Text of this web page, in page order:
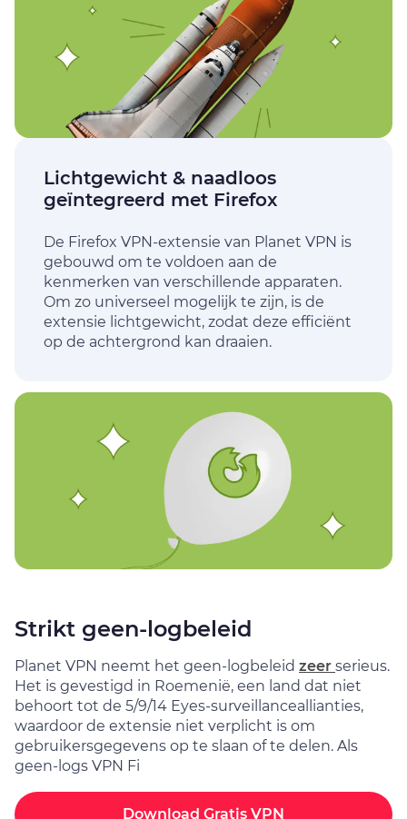
Lichtgewicht & naadloos
geïntegreerd met Firefox
De Firefox VPN-extensie van Planet VPN is
gebouwd om te voldoen aan de
kenmerken van verschillende apparaten.
Om zo universeel mogelijk te zijn, is de
extensie lichtgewicht, zodat deze efficiënt
op de achtergrond kan draaien.
Strikt geen-logbeleid
Planet VPN neemt het geen-logbeleid zeer serieus.
Het is gevestigd in Roemenië, een land dat niet
behoort tot de 5/9/14 Eyes-surveillanceallianties,
waardoor de extensie niet verplicht is om
gebruikersgegevens op te slaan of te delen. Als
geen-logs VPN Fi
Download Gratis VPN